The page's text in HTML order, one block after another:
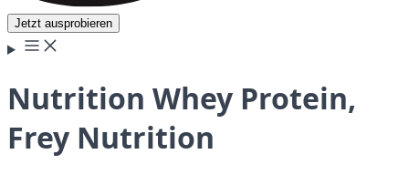
Jetzt ausprobieren
Nutrition Whey Protein,
Frey Nutrition